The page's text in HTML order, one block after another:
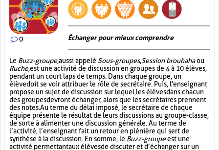
0 Échanger pour mieux comprendre
Le Buzz-groupe,aussi appelé Sous-groupes,Session brouhahaou
Ruche,est une activité de discussion en groupes de 4 à 10 élèves,
pendant un court laps de temps. Dans chaque groupe, un
élève doit se voir attribuer le rôle de secrétaire. Puis, l'enseignant
propose un sujet de discussion sur lequel les élèves dans chacun
des groupes devront échanger, alors que les secrétaires prennent
des notes. Au terme du délai imposé, le secrétaire de chaque
équipe présente le résultat de leurs discussions au groupe-classe,
de sorte à alimenter une discussion générale. Au terme de
l’activité, l’enseignant fait un retour en plénière qui sert de
synthèse à la discussion. En somme, le Buzz-groupeest une
activité permettant aux élèves de discuter et d’échanger sur un